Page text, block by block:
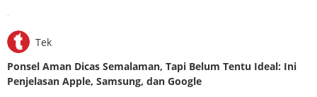
.
Tek
Ponsel Aman Dicas Semalaman, Tapi Belum Tentu Ideal: Ini
Penjelasan Apple, Samsung, dan Google